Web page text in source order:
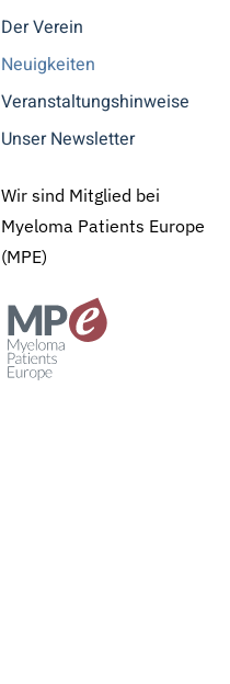
Der Verein
Neuigkeiten
Veranstaltungshinweise
Unser Newsletter
Wir sind Mitglied bei
Myeloma Patients Europe
(MPE)